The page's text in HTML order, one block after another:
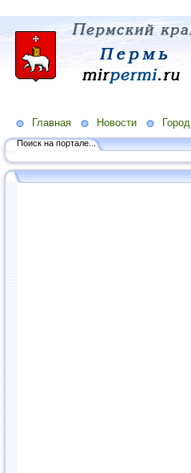
Главная Новости Город
Поиск на портале...